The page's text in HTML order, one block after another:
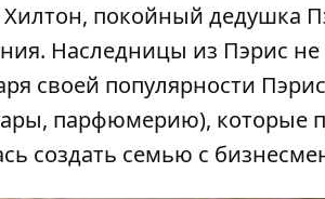
покойный дедушка
Наследницы из Пэрис не
своей популярности
парфюмерию), которые
создать семью с